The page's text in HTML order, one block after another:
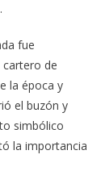
fue
de
la época y
el buzón y
simbólico
la importancia